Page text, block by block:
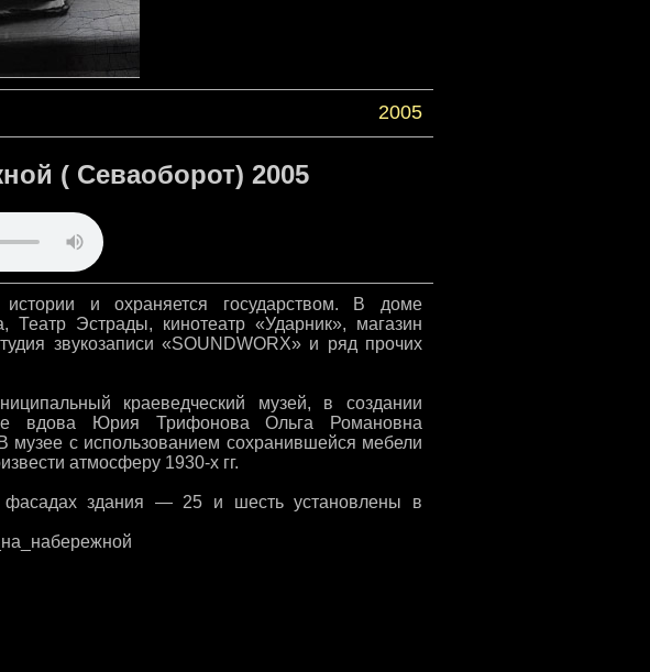
2005
( Севаоборот) 2005
и охраняется государством. В доме
Театр Эстрады, кинотеатр «Ударник», магазин
звукозаписи «SOUNDWORX» и ряд прочих
краеведческий музей, в создании
вдова Юрия Трифонова Ольга Романовна
с использованием сохранившейся мебели
атмосферу 1930-х гг.
здания — 25 и шесть установлены в